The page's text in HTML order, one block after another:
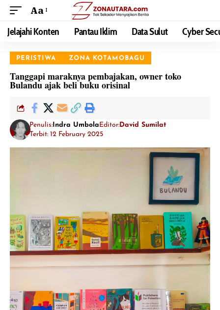
Aa
Jelajahi Konten Pantau Iklim Data Sulut Cyber
PERISTIWA ZONA KOTAMOBAGU
Tanggapi maraknya pembajakan, owner toko
Bulandu ajak beli buku orisinal
Penulis:Indra UmbolaEditor:David Sumilat
Terbit: 12 February 2025